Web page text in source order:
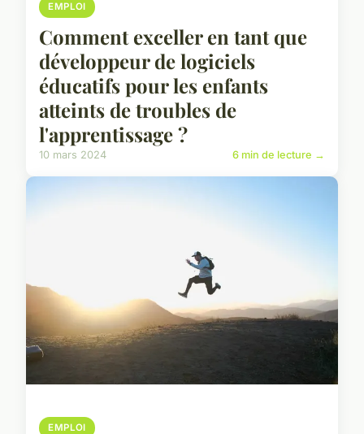
EMPLOI
Comment exceller en tant que
développeur de logiciels
éducatifs pour les enfants
atteints de troubles de
l'apprentissage ?
10 mars 2024 6 min de lecture →
EMPLOI